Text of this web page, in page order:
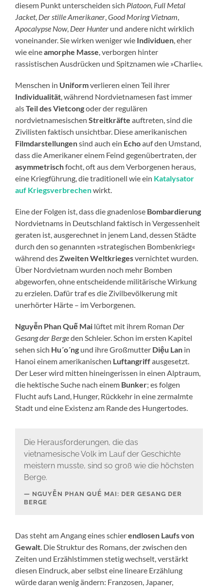
diesem Punkt unterscheiden sich Platoon Full Metal
Jacket, Der stille Amerikaner ,Good Moring Vietnam
Apocalypse Now, Deer Hunter und andere nicht wirklich
voneinander. Sie wirken weniger wie Individuen , eher
wie eineamorphe Masse , verborgen hinter
rassistischen Ausdrücken und Spitznamen wie »Charlie«.
Menschen in Uniformverlieren einen Teil ihrer
Individualität , während Nordvietnamesen fast immer
alsTeil des Vietcongoder der regulären
nordvietnamesischenStreitkräfteauftreten, sind die
Zivilisten faktisch unsichtbar. Diese amerikanischen
Filmdarstellungensind auch ein Echoauf den Umstand,
dass die Amerikaner einem Feind gegenübertraten, der
asymmetrischfocht, oft aus dem Verborgenen heraus,
eine Kriegführung, die traditionell wie ein Katalysator
auf Kriegsverbrechenwirkt.
Eine der Folgen ist, dass die gnadenlose Bombardierung
Nordvietnams in Deutschland faktisch in Vergessenheit
geraten ist, ausgerechnet in jenem Land, dessen Städte
durch den so genannten »strategischen Bombenkrieg«
während desZweiten Weltkriegesvernichtet wurden.
Über Nordvietnam wurden noch mehr Bomben
abgeworfen, ohne entscheidende militärische Wirkung
zu erzielen. Dafür traf es die Zivilbevölkerung mit
unerhörter Härte – im Verborgenen.
Nguyễn Phan Quế Mai lüftet mit ihrem Roman Der
Gesang der Bergeden Schleier. Schon im ersten Kapitel
sehen sich Hu´o´ng und ihre Großmutter Diệu Lan in
Hanoi einem amerikanischen Luftangriffausgesetzt.
Der Leser wird mitten hineingerissen in einen Alptraum,
die hektische Suche nach einem Bunker; es folgen
Flucht aufs Land, Hunger, Rückkehr in eine zermalmte
Stadt und eine Existenz am Rande des Hungertodes.
Die Herausforderungen, die das
vietnamesische Volk im Lauf der Geschichte
meistern musste, sind so groß wie die höchsten
Berge.
NGUYỄN PHAN QUẾ MAI: DER GESANG DER
BERGE
Das steht am Angang eines schierendlosen Laufs von
Gewalt . Die Struktur des Romans, der zwischen den
Zeiten und Erzählstimmen stetig wechselt, verstärkt
diesen Eindruck, aber selbst eine lineare Erzählung
würde daran wenig ändern: Franzosen, Japaner,